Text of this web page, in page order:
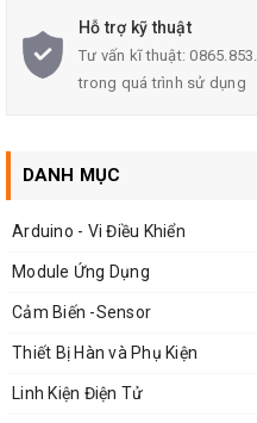
Sạc hiện tại: (ít hơn 1.5A)
Sạc đầu liên tục hiện nay,
Điện áp đầu ra: 5V ± 0.3V
Đầu ra USB 2.1A
Hiệu quả xả:> 85%
Hỗ trợ kỹ thuật
Tư vấn kĩ thuật:
trong quá trình sử dụng
DANH MỤC
Arduino - Vi Điều Khiển
Module Ứng Dụng
Cảm Biến -Sensor
Thiết Bị Hàn và Phụ Kiện
Linh Kiện Điện Tử